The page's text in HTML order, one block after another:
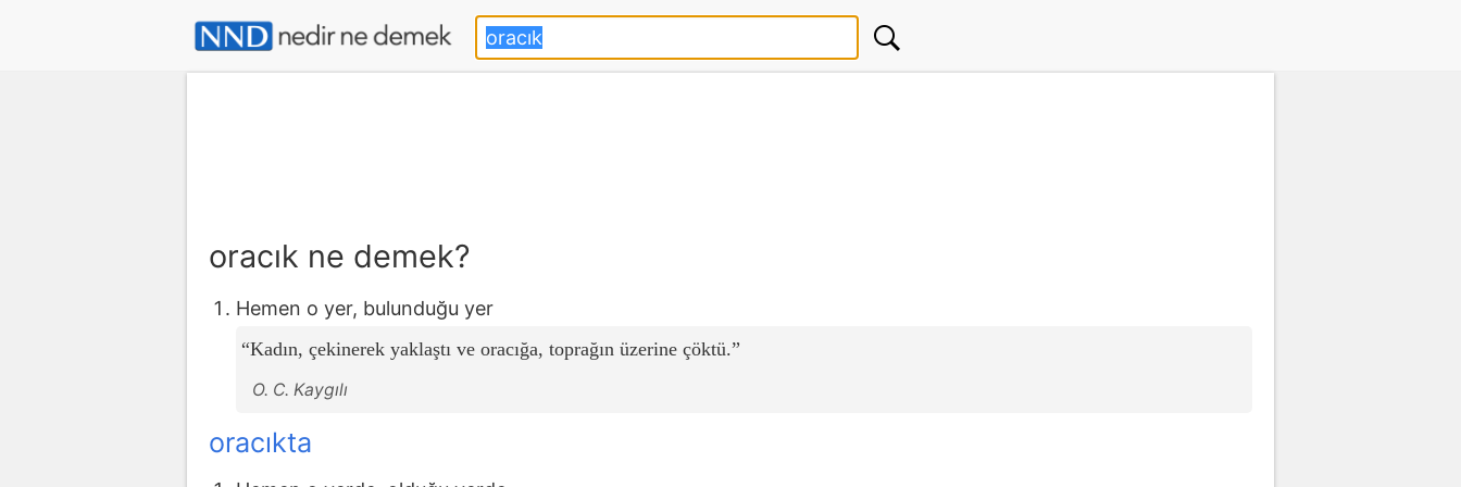
oracık ne demek?
Hemen o yer, bulunduğu yer
Kadın, çekinerek yaklaştı ve oracığa, toprağın üzerine çöktü.
O. C. Kaygılı
oracıkta